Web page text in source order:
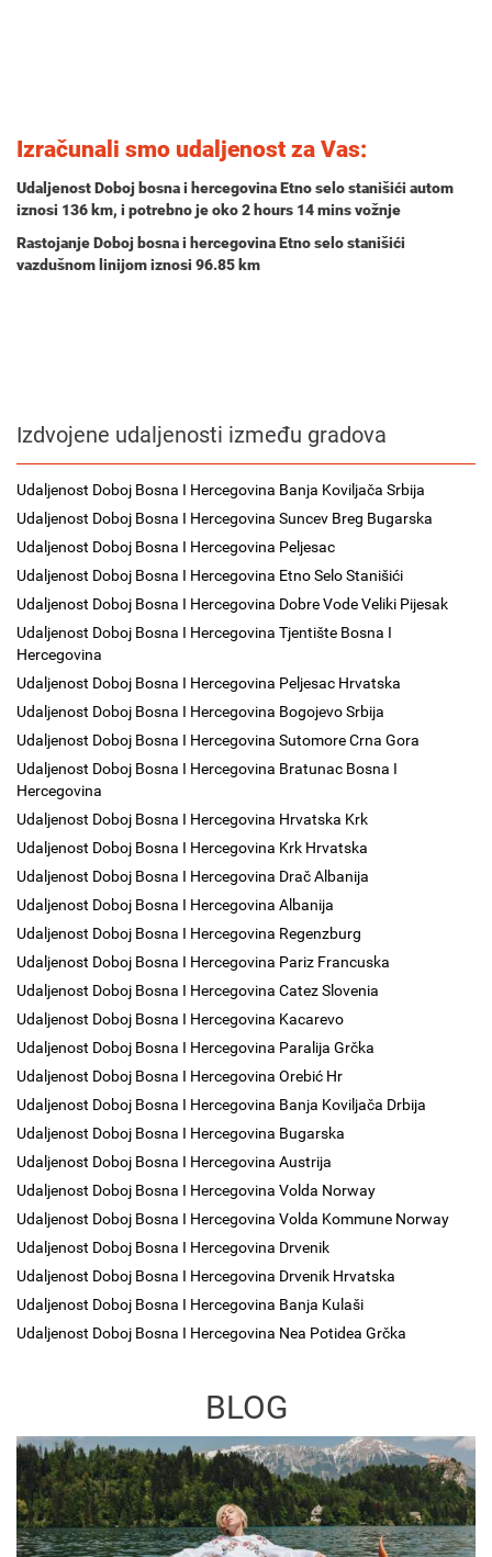
Izračunali smo udaljenost za Vas:
Udaljenost Doboj bosna i hercegovina Etno selo stanišići autom
iznosi 136 km, i potrebno je oko2 hours 14 minsvožnje
Rastojanje Doboj bosna i hercegovina Etno selo stanišići
vazdušnom linijom iznosi 96.85 km
Izdvojene udaljenosti između gradova
Udaljenost Doboj Bosna I Hercegovina Banja Koviljača Srbija
Udaljenost Doboj Bosna I Hercegovina Suncev Breg Bugarska
Udaljenost Doboj Bosna I Hercegovina Peljesac
Udaljenost Doboj Bosna I Hercegovina Etno Selo Stanišići
Udaljenost Doboj Bosna I Hercegovina Dobre Vode Veliki Pijesak
Udaljenost Doboj Bosna I Hercegovina Tjentište Bosna I
Hercegovina
Udaljenost Doboj Bosna I Hercegovina Peljesac Hrvatska
Udaljenost Doboj Bosna I Hercegovina Bogojevo Srbija
Udaljenost Doboj Bosna I Hercegovina Sutomore Crna Gora
Udaljenost Doboj Bosna I Hercegovina Bratunac Bosna I
Hercegovina
Udaljenost Doboj Bosna I Hercegovina Hrvatska Krk
Udaljenost Doboj Bosna I Hercegovina Krk Hrvatska
Udaljenost Doboj Bosna I Hercegovina Drač Albanija
Udaljenost Doboj Bosna I Hercegovina Albanija
Udaljenost Doboj Bosna I Hercegovina Regenzburg
Udaljenost Doboj Bosna I Hercegovina Pariz Francuska
Udaljenost Doboj Bosna I Hercegovina Catez Slovenia
Udaljenost Doboj Bosna I Hercegovina Kacarevo
Udaljenost Doboj Bosna I Hercegovina Paralija Grčka
Udaljenost Doboj Bosna I Hercegovina Orebić Hr
Udaljenost Doboj Bosna I Hercegovina Banja Koviljača Drbija
Udaljenost Doboj Bosna I Hercegovina Bugarska
Udaljenost Doboj Bosna I Hercegovina Austrija
Udaljenost Doboj Bosna I Hercegovina Volda Norway
Udaljenost Doboj Bosna I Hercegovina Volda Kommune Norway
Udaljenost Doboj Bosna I Hercegovina Drvenik
Udaljenost Doboj Bosna I Hercegovina Drvenik Hrvatska
Udaljenost Doboj Bosna I Hercegovina Banja Kulaši
Udaljenost Doboj Bosna I Hercegovina Nea Potidea Grčka
BLOG